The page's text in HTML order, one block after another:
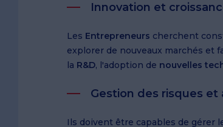
Innovation et
Les Entrepreneurs cherchent
explorer de nouveaux marchés et
la R&D, l'adoption de nouvelles
Gestion des risques et
Ils doivent être capables de gérer